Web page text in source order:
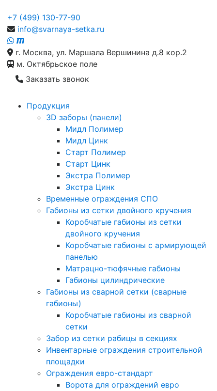
+7 (499) 130-77-90
info@svarnaya-setka.ru
г. Москва, ул. Маршала Вершинина д.8 кор.2
м. Октябрьское поле
Заказать звонок
Продукция
3D заборы (панели)
Мидл Полимер
Мидл Цинк
Старт Полимер
Старт Цинк
Экстра Полимер
Экстра Цинк
Временные ограждения СПО
Габионы из сетки двойного кручения
Коробчатые габионы из сетки
двойного кручения
Коробчатые габионы с армирующей
панелью
Матрацно-тюфячные габионы
Габионы цилиндрические
Габионы из сварной сетки (сварные
габионы)
Коробчатые габионы из сварной
сетки
Забор из сетки рабицы в секциях
Инвентарные ограждения строительной
площадки
Ограждения евро-стандарт
Ворота для ограждений евро